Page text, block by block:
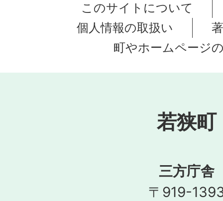
このサイトについて
個人情報の取扱い
町やホームページ
若狭町
三方庁舎
〒919-